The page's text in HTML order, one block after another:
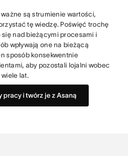
są strumienie wartości,
tę wiedzę. Poświęć trochę
nad bieżącymi procesami i
wpływają one na bieżącą
sposób konsekwentnie
aby pozostali lojalni wobec
lat.
pracy i twórz je z Asaną